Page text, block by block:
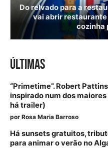
Do relvado para a
vai abrir restaurante
cozinha
ÚLTIMAS
“Primetime”. Robert
inspirado num dos
há trailer)
por Rosa Maria Barroso
Há sunsets gratuitos,
para animar o verão no